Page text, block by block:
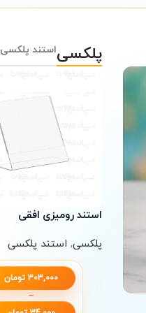
پلکسیاستند پلکسی
استند رومیزی افقی
پلکسی, استند پلکسی
303,000 تومان
–